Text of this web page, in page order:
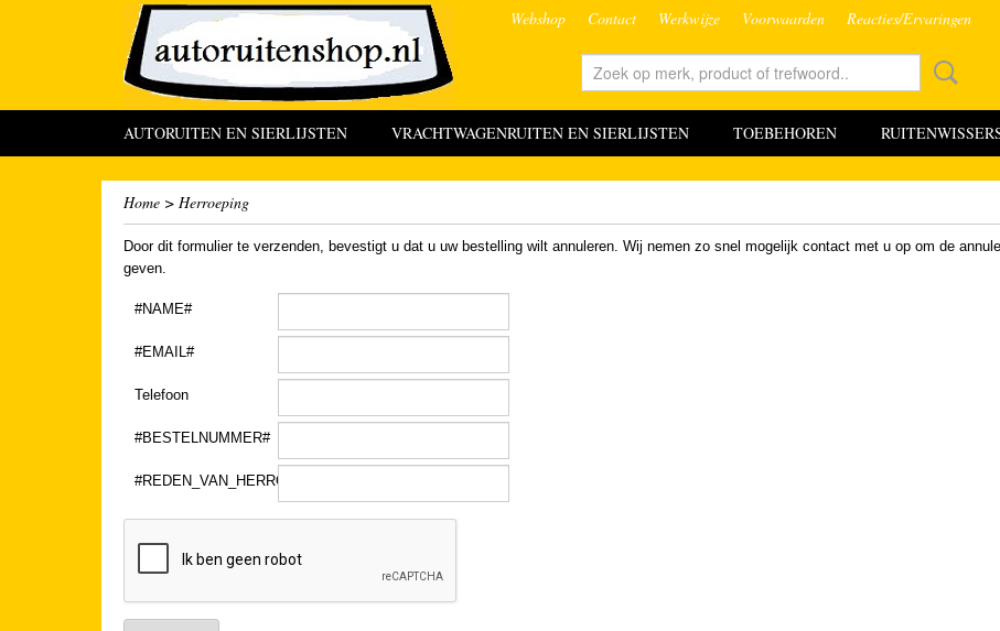
Webshop Contact Werkwijze Voorwaarden Reacties/Ervaringen
AUTORUITEN EN SIERLIJSTEN VRACHTWAGENRUITEN EN SIERLIJSTEN TOEBEHOREN
Home > Herroeping
Door dit formulier te verzenden, bevestigt u dat u uw bestelling wilt annuleren. Wij nemen zo snel mogelijk contact met u op om de
geven.
#NAME#
#EMAIL#
Telefoon
#BESTELNUMMER#
#REDEN_VAN_HERROEPING#